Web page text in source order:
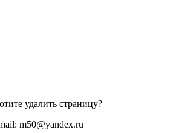
удалить страницу?
m50@yandex.ru